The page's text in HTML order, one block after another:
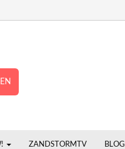
ZANDSTORMTV BLOG